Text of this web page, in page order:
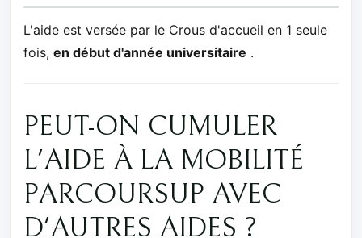
L'aide est versée par le Crous d'accueil en 1 seule
fois, en début d'année universitaire .
PEUT-ON CUMULER
L'AIDE À LA MOBILITÉ
PARCOURSUP AVEC
D'AUTRES AIDES ?